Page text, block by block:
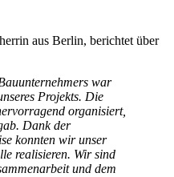
aus Berlin, berichtet über
war
Projekts. Die
organisiert,
Dank der
konnten wir unser
realisieren. Wir sind
und dem